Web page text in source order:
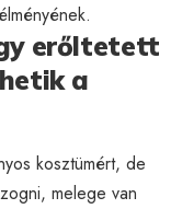
erőltetett
a
kosztümért, de
melege van